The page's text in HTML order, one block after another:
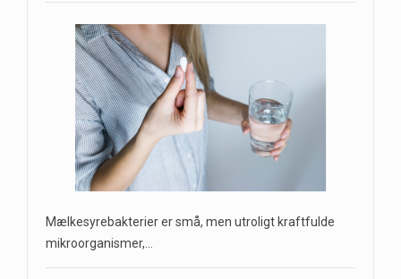
Mælkesyrebakterier er små, men utroligt kraftfulde
mikroorganismer,…